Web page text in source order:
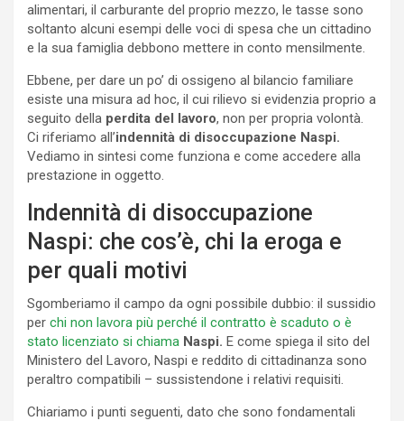
alimentari, il carburante del proprio mezzo, le tasse sono
soltanto alcuni esempi delle voci di spesa che un cittadino
e la sua famiglia debbono mettere in conto mensilmente.
Ebbene, per dare un po’ di ossigeno al bilancio familiare
esiste una misura ad hoc, il cui rilievo si evidenzia proprio a
seguito della perdita del lavoro, non per propria volontà.
Ci riferiamo all’indennità di disoccupazione Naspi.
Vediamo in sintesi come funziona e come accedere alla
prestazione in oggetto.
Indennità di disoccupazione
Naspi: che cos’è, chi la eroga e
per quali motivi
Sgomberiamo il campo da ogni possibile dubbio: il sussidio
per chi non lavora più perché il contratto è scaduto o è
stato licenziato si chiama Naspi. E come spiega il sito del
Ministero del Lavoro, Naspi e reddito di cittadinanza sono
peraltro compatibili – sussistendone i relativi requisiti.
Chiariamo i punti seguenti, dato che sono fondamentali